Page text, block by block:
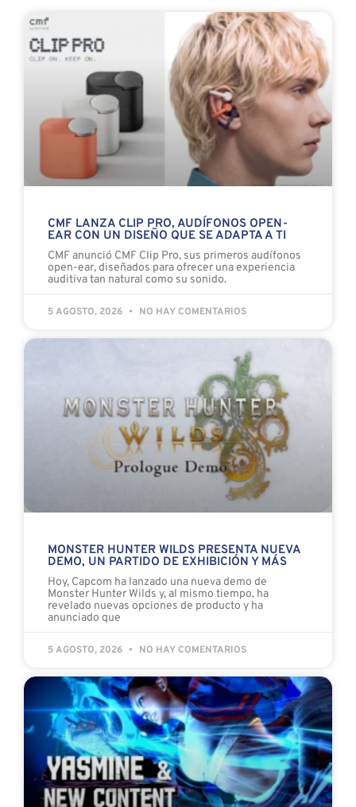
CMF LANZA CLIP PRO, AUDÍFONOS OPEN-
EAR CON UN DISEÑO QUE SE ADAPTA A TI
CMF anunció CMF Clip Pro, sus primeros audífonos
open-ear, diseñados para ofrecer una experiencia
auditiva tan natural como su sonido.
5 AGOSTO, 2026 NO HAY COMENTARIOS
MONSTER HUNTER WILDS PRESENTA NUEVA
DEMO, UN PARTIDO DE EXHIBICIÓN Y MÁS
Hoy, Capcom ha lanzado una nueva demo de
Monster Hunter Wilds y, al mismo tiempo, ha
revelado nuevas opciones de producto y ha
anunciado que
5 AGOSTO, 2026 NO HAY COMENTARIOS